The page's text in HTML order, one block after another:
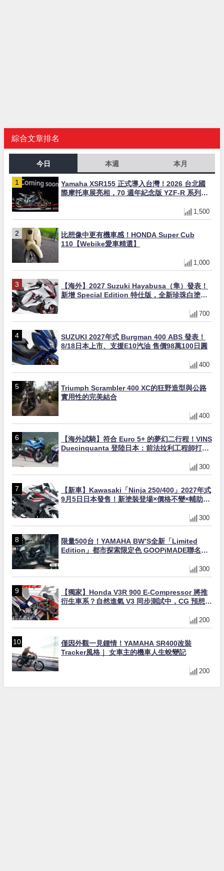
綜合文章排名
今日 本週 本月
Yamaha XSR155 正式導入台灣！2026 台北國
際摩托車展亮相，70 週年紀念版 YZF-R 系列限
1,500
比想像中更有機車感！HONDA Super Cub
110【Webike愛車精選】
1,000
【海外】2027 Suzuki Hayabusa（隼）發表！
新增 Special Edition 特仕版，全新珍珠白塗裝
700
SUZUKI 2027年式 Burgman 400 ABS 發表！
8/18日本上市、支援E10汽油 售價98萬100日圓
400
Triumph Scrambler 400 XC的狂野造型與公路
實用性的完美結合
400
【海外試騎】符合 Euro 5+ 的夢幻二行程！VINS
Duecinquanta 登陸日本：前法拉利工程師打
300
【新車】Kawasaki「Ninja 250/400」2027年式
9月5日日本發售！新塗裝登場×價格不變×輔助滑
300
限量500台！YAMAHA BW’S全新「Limited
Edition」都市探索限定色 GOOPiMADE聯名包
300
【獨家】Honda V3R 900 E-Compressor 將推
衍生車系？自然進氣 V3 同步測試中，CG 預想曝
200
僅因外觀一見鍾情！YAMAHA SR400改裝
Tracker風格｜ 女車主的機車人生蛻變記
200